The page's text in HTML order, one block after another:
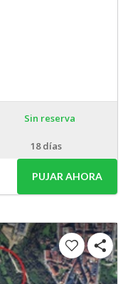
Sin reserva
18 días
PUJAR AHORA